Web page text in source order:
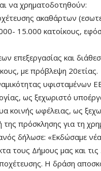
να χρηματοδοτηθούν:
ακαθάρτων
15.000 κατοίκους,
επεξεργασίας και
με πρόβλεψη 20ετίας.
υφισταμένων
ως ξεχωριστό
κοινής ωφέλειας, ως
πρόσκλησης για τη
δήλωσε: «Εκδώσαμε
τους Δήμους μας και
Η δράση